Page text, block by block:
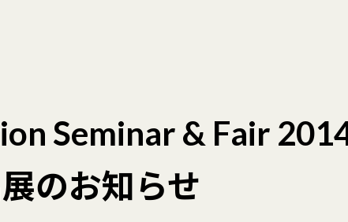
Seminar & Fair
のお知らせ